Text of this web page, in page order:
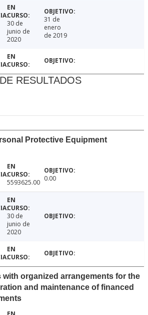
30 de
junio de
2020
31 de
enero
de 2019
RESULTADOS
Protective Equipment
5593625.00 0.00
30 de
junio de
2020
with organized arrangements for the
and maintenance of financed